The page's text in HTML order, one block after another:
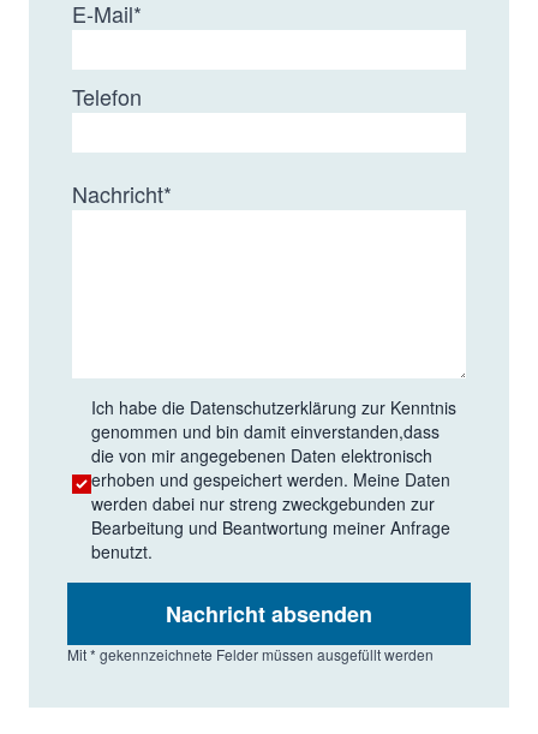
E-Mail*
Telefon
Nachricht*
Ich habe die Datenschutzerklärung zur Kenntnis
genommen und bin damit einverstanden,dass
die von mir angegebenen Daten elektronisch
erhoben und gespeichert werden. Meine Daten
werden dabei nur streng zweckgebunden zur
Bearbeitung und Beantwortung meiner Anfrage
benutzt.
Nachricht absenden
Mit * gekennzeichnete Felder müssen ausgefüllt werden